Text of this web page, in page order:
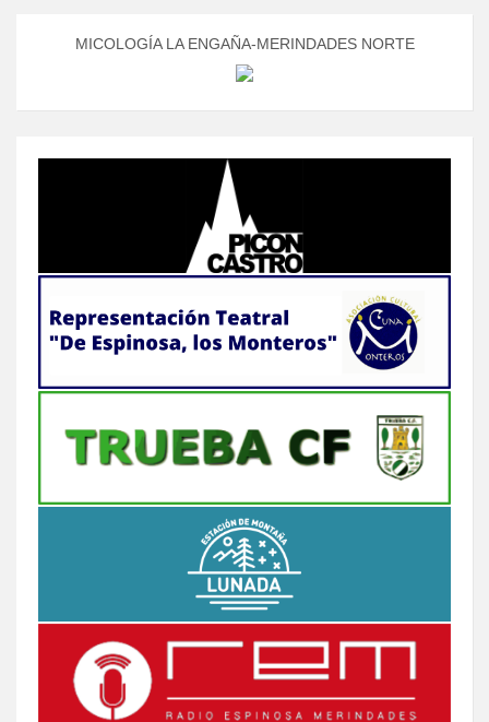
MICOLOGÍA LA ENGAÑA-MERINDADES NORTE